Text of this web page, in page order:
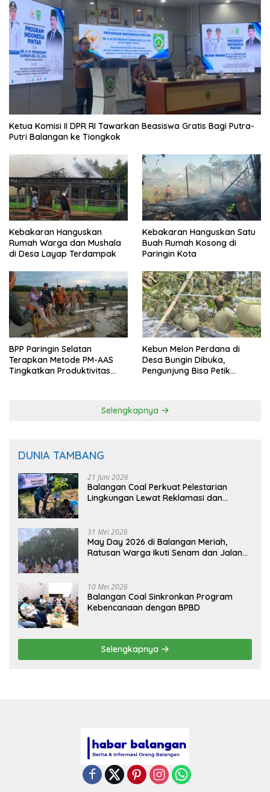
Ketua Komisi II DPR RI Tawarkan Beasiswa Gratis Bagi Putra-
Putri Balangan ke Tiongkok
Kebakaran Hanguskan
Rumah Warga dan Mushala
di Desa Layap Terdampak
Kebakaran Hanguskan Satu
Buah Rumah Kosong di
Paringin Kota
BPP Paringin Selatan
Terapkan Metode PM-AAS
Tingkatkan Produktivitas
Kebun Melon Perdana di
Desa Bungin Dibuka,
Pengunjung Bisa Petik
Selengkapnya
DUNIA TAMBANG
21 Juni 2026
Balangan Coal Perkuat Pelestarian
Lingkungan Lewat Reklamasi dan
31 Mei 2026
May Day 2026 di Balangan Meriah,
Ratusan Warga Ikuti Senam dan Jalan
10 Mei 2026
Balangan Coal Sinkronkan Program
Kebencanaan dengan BPBD
Selengkapnya